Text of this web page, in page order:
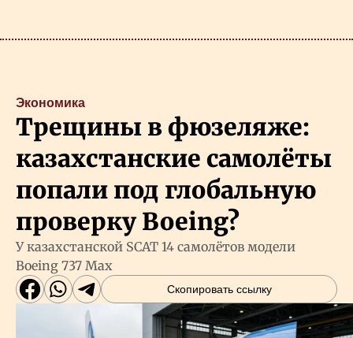
Экономика
Трещины в фюзеляже:
казахстанские самолёты
попали под глобальную
проверку Boeing?
У казахстанской SCAT 14 самолётов модели
Boeing 737 Max
Скопировать ссылку